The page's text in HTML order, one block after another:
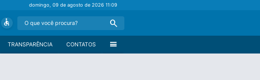
domingo, 09 de agosto de 202611:09
Accessible Search
menu
CONTATOS
TRANSPARÊNCIA